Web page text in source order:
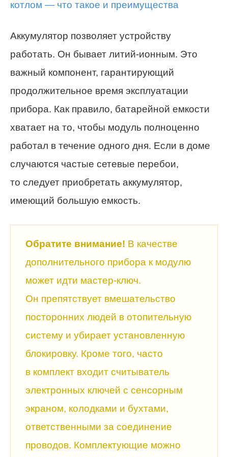
Аккумулятор позволяет устройству
работать. Он бывает литий-ионным. Это
важный компонент, гарантирующий
продолжительное время эксплуатации
прибора. Как правило, батарейной емкости
хватает на то, чтобы модуль полноценно
работал в течение одного дня. Если в доме
случаются частые сетевые перебои,
то следует приобретать аккумулятор,
имеющий большую емкость.
Обратите внимание! В качестве
дополнительного прибора к модулю
может идти мастер-ключ.
Он препятствует вмешательство
посторонних людей в отопительную
систему и убирает установленную
блокировку. Кроме того, часто
в комплект входит считыватель
электронных ключей с сенсорным
экраном, колодками и бухтами,
ответственными за соединение
проводов. Комплектующие можно